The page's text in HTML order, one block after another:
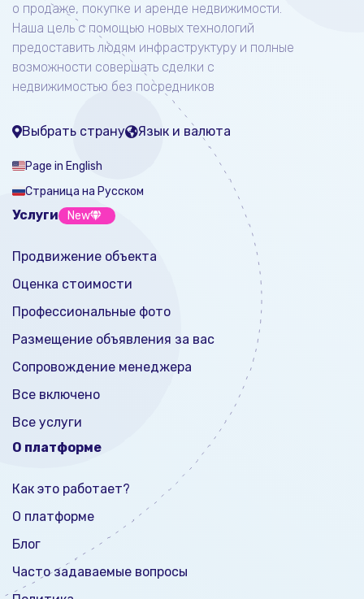
о продаже, покупке и аренде недвижимости.
Наша цель с помощью новых технологий
предоставить людям инфраструктуру и полные
возможности совершать сделки с
недвижимостью без посредников
Выбрать страну Язык и валюта
Page in English
Страница на Русском
Услуги New
Продвижение объекта
Оценка стоимости
Профессиональные фото
Размещение объявления за вас
Сопровождение менеджера
Все включено
Все услуги
О платформе
Как это работает?
О платформе
Блог
Часто задаваемые вопросы